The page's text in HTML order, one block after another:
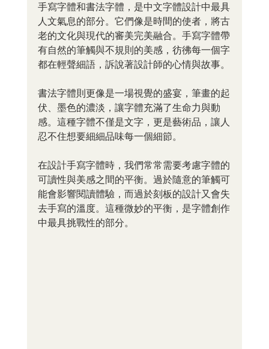
手寫字體和書法字體，是中文字體設計中最具
人文氣息的部分。它們像是時間的使者，將古
老的文化與現代的審美完美融合。手寫字體帶
有自然的筆觸與不規則的美感，彷彿每一個字
都在輕聲細語，訴說著設計師的心情與故事。
書法字體則更像是一場視覺的盛宴，筆畫的起
伏、墨色的濃淡，讓字體充滿了生命力與動
感。這種字體不僅是文字，更是藝術品，讓人
忍不住想要細細品味每一個細節。
在設計手寫字體時，我們常常需要考慮字體的
可讀性與美感之間的平衡。過於隨意的筆觸可
能會影響閱讀體驗，而過於刻板的設計又會失
去手寫的溫度。這種微妙的平衡，是字體創作
中最具挑戰性的部分。